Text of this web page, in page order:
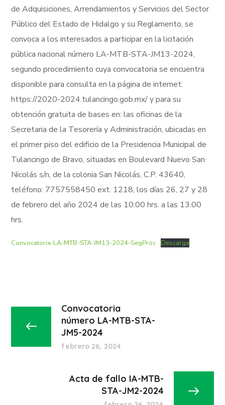
de Adquisiciones, Arrendamientos y Servicios del Sector
Público del Estado de Hidalgo y su Reglamento, se
convoca a los interesados a participar en la licitación
pública nacional número LA-MTB-STA-JM13-2024,
segundo procedimiento cuya convocatoria se encuentra
disponible para consulta en la página de internet:
https://2020-2024.tulancingo.gob.mx/ y para su
obtención gratuita de bases en: las oficinas de la
Secretaria de la Tesorería y Administración, ubicadas en
el primer piso del edificio de la Presidencia Municipal de
Tulancingo de Bravo, situadas en Boulevard Nuevo San
Nicolás s/n, de la colonia San Nicolás, C.P. 43640,
teléfono: 7757558450 ext. 1218, los días 26, 27 y 28
de febrero del año 2024 de las 10:00 hrs. a las 13:00
hrs.
Convocatoria-LA-MTB-STA-JM13-2024-SegProc Descarga
Convocatoria
número LA-MTB-STA-
JM5-2024
febrero 26, 2024
Acta de fallo IA-MTB-
STA-JM2-2024